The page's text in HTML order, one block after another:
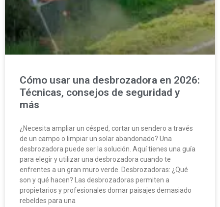
Cómo usar una desbrozadora en 2026:
Técnicas, consejos de seguridad y
más
¿Necesita ampliar un césped, cortar un sendero a través
de un campo o limpiar un solar abandonado? Una
desbrozadora puede ser la solución. Aquí tienes una guía
para elegir y utilizar una desbrozadora cuando te
enfrentes a un gran muro verde. Desbrozadoras: ¿Qué
son y qué hacen? Las desbrozadoras permiten a
propietarios y profesionales domar paisajes demasiado
rebeldes para una